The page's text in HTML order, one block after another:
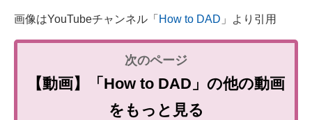
画像はYouTubeチャンネル「 How to DAD 」より引用
【動画】「How to DAD」の他の動画
をもっと見る